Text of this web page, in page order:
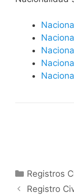
Categorías
Registros
Registro